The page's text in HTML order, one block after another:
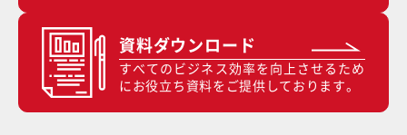
資料ダウンロード
すべてのビジネス効率を向上させるため
にお役立ち資料をご提供しております。